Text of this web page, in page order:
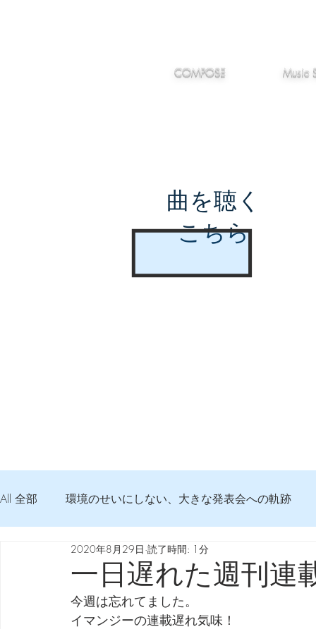
COMPOSE Music
曲を聴く
こちら
All 全部 環境のせいにしない、大きな発表会への軌跡
弦交換の記録 DTM 始める 知っておきたいコト
Imanjy Studio 使われているモノ 食べんじーの美味
一日遅れた週刊連
2020年8月29日 読了時間: 1分
今週は忘れてました。
イマンジーの連載遅れ気味！